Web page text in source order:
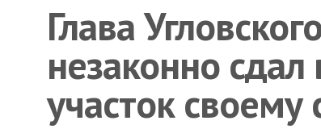
Глава
незаконно
участок своему